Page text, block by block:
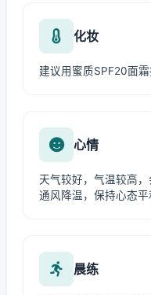
化妆
建议用蜜质SPF20面霜
心情
天气较好，气温较高
通风降温，保持心态平
晨练